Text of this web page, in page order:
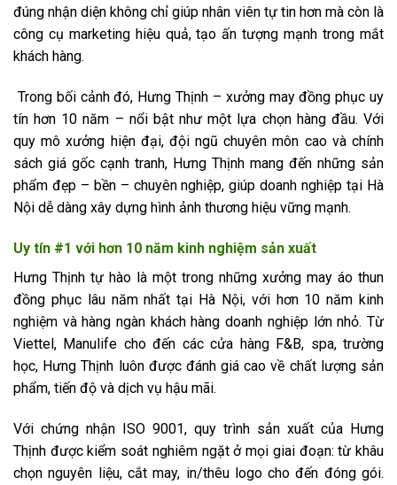
đúng nhận diện không chỉ giúp nhân viên tự tin hơn mà còn là
công cụ marketing hiệu quả, tạo ấn tượng mạnh trong mắt
khách hàng.
Trong bối cảnh đó, Hưng Thịnh – xưởng may đồng phục uy
tín hơn 10 năm – nổi bật như một lựa chọn hàng đầu. Với
quy mô xưởng hiện đại, đội ngũ chuyên môn cao và chính
sách giá gốc cạnh tranh, Hưng Thịnh mang đến những sản
phẩm đẹp – bền – chuyên nghiệp, giúp doanh nghiệp tại Hà
Nội dễ dàng xây dựng hình ảnh thương hiệu vững mạnh.
Uy tín #1 với hơn 10 năm kinh nghiệm sản xuất
Hưng Thịnh tự hào là một trong những xưởng may áo thun
đồng phục lâu năm nhất tại Hà Nội, với hơn 10 năm kinh
nghiệm và hàng ngàn khách hàng doanh nghiệp lớn nhỏ. Từ
Viettel, Manulife cho đến các cửa hàng F&B, spa, trường
học, Hưng Thịnh luôn được đánh giá cao về chất lượng sản
phẩm, tiến độ và dịch vụ hậu mãi.
Với chứng nhận ISO 9001, quy trình sản xuất của Hưng
Thịnh được kiểm soát nghiêm ngặt ở mọi giai đoạn: từ khâu
chọn nguyên liệu, cắt may, in/thêu logo cho đến đóng gói.